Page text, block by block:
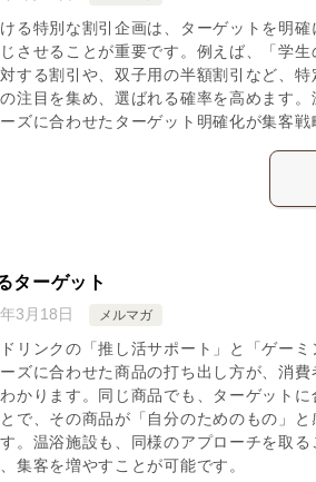
る特別な割引企画は、ターゲットを明
させることが重要です。例えば、「学
する割引や、双子用の半額割引など、
注目を集め、選ばれる確率を高めます
ズに合わせたターゲット明確化が集客戦
ターゲット
3月18日 メルマガ
ドリンクの「推し活サポート」と「ゲー
ズに合わせた商品の打ち出し方が、消
かります。同じ商品でも、ターゲット
で、その商品が「自分のためのもの」
。温浴施設も、同様のアプローチを取
集客を増やすことが可能です。